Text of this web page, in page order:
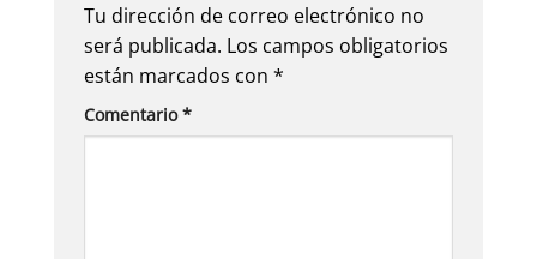
Tu dirección de correo electrónico no
será publicada. Los campos obligatorios
están marcados con *
Comentario*